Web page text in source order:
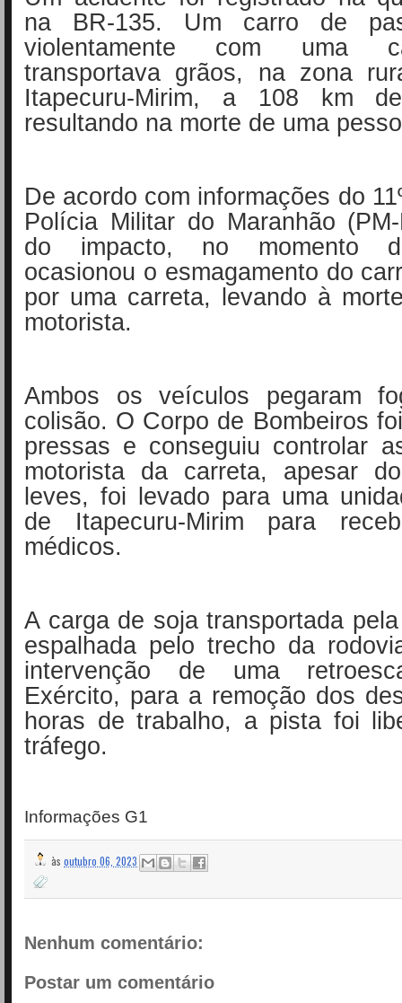
na BR-135. Um carro de
violentamente com uma
transportava grãos, na zona
Itapecuru-Mirim, a 108 km
resultando na morte de uma
De acordo com informações do
Polícia Militar do Maranhão
do impacto, no momento
ocasionou o esmagamento do
por uma carreta, levando à
motorista.
Ambos os veículos pegaram
colisão. O Corpo de Bombeiros
pressas e conseguiu controlar
motorista da carreta, apesar
leves, foi levado para uma
de Itapecuru-Mirim para
médicos.
A carga de soja transportada
espalhada pelo trecho da
intervenção de uma
Exército, para a remoção dos
horas de trabalho, a pista foi
tráfego.
Informações G1
às outubro 06, 2023
Nenhum comentário:
Postar um comentário